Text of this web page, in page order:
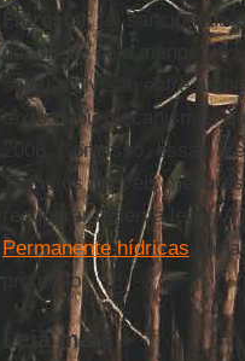
Florestal,foi sancionada
depois de pelo menos
selou a divisão entre
texto criou mecanismos
2008. Com isso, essas
Todos os imóveis
recuperar reserva legal.
Permanente hídricas , de
proteção.
Leia mais